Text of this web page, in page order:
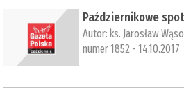
Październikowe
Autor: ks. Jarosław
numer 1852 - 14.10.2017